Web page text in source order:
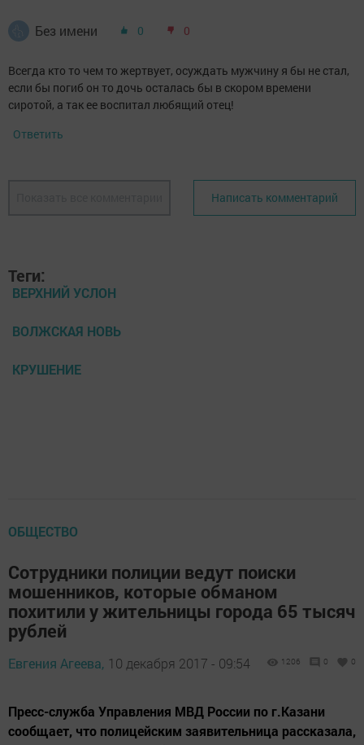
Без имени 0 0
Всегда кто то чем то жертвует, осуждать мужчину я бы не стал,
если бы погиб он то дочь осталась бы в скором времени
сиротой, а так ее воспитал любящий отец!
Ответить
Написать комментарий
Теги:
ВЕРХНИЙ УСЛОН
ВОЛЖСКАЯ НОВЬ
КРУШЕНИЕ
ОБЩЕСТВО
Сотрудники полиции ведут поиски
мошенников, которые обманом
похитили у жительницы города 65 тысяч
рублей
Евгения Агеева, 10 декабря 2017 - 09:54 1206 0 0
Пресс-служба Управления МВД России по г.Казани
сообщает, что полицейским заявительница рассказала,